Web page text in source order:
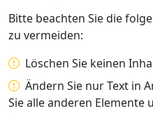
Bitte beachten Sie die
zu vermeiden:
Löschen Sie keinen
Ändern Sie nur Text in
Sie alle anderen Elemente